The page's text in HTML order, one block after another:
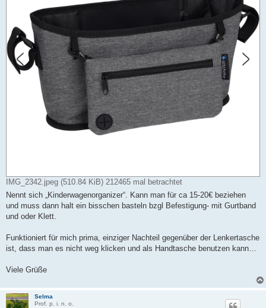
IMG_2342.jpeg (510.84 KiB) 212465 mal betrachtet
Nennt sich „Kinderwagenorganizer“. Kann man für ca 15-20€ beziehen
und muss dann halt ein bisschen basteln bzgl Befestigung- mit Gurtband
und oder Klett.
Funktioniert für mich prima, einziger Nachteil gegenüber der Lenkertasche
ist, dass man es nicht weg klicken und als Handtasche benutzen kann…
Viele Grüße
Selma
Prof. p. i. n. o.